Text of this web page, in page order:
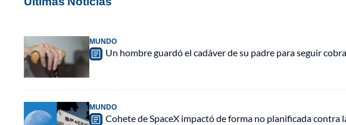
MUNDO
Un hombre guardó el cadáver de su padre para seguir
MUNDO
Cohete de SpaceX impactó de forma no planificada contra